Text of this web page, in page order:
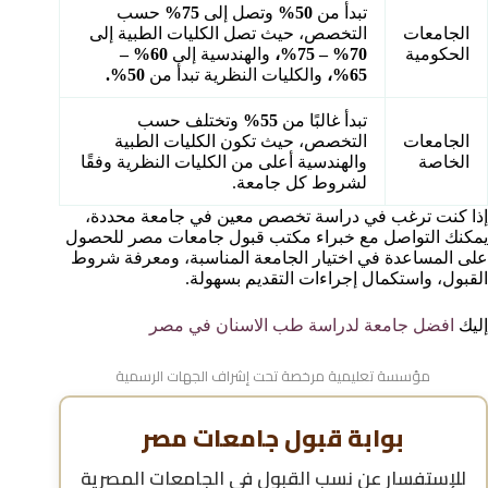
الجامعات
الحكومية
تبدأ من 50% وتصل إلى 75%
حسب
التخصص، حيث تصل الكليات الطبية إلى
70% – 75%،
والهندسية إلى
60% –
65%،
والكليات النظرية تبدأ من 50%.
الجامعات
الخاصة
تبدأ غالبًا من 55%
وتختلف حسب
التخصص، حيث تكون الكليات الطبية
والهندسية أعلى من الكليات النظرية وفقًا
لشروط كل جامعة.
إذا كنت ترغب في دراسة تخصص معين في جامعة محددة،
يمكنك التواصل مع خبراء مكتب قبول جامعات مصر للحصول
على المساعدة في اختيار الجامعة المناسبة، ومعرفة شروط
القبول، واستكمال إجراءات التقديم بسهولة.
إليك افضل جامعة لدراسة طب الاسنان في مصر
مؤسسة تعليمية مرخصة تحت إشراف الجهات الرسمية
بوابة قبول جامعات مصر
للإستفسار عننسب القبول في الجامعات المصرية